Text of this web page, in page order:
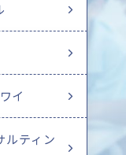
イ
ルティン